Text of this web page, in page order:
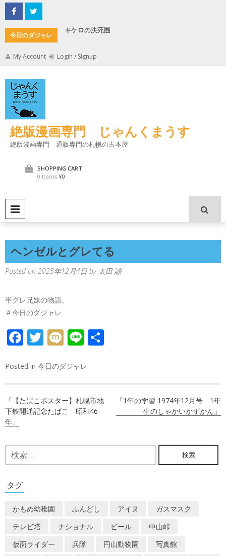
Skip
to
content
今日のダジャレ
キケロの決死圏
My Account Login / Signup
絶版漫画専門 じゃんくまうす
絶版漫画専門 通販専門の札幌の古本屋
SHOPPING CART
0 Items ¥0
ヘンゼルとグレてる
Posted on 2025年12月4日 by 太田 諭
半グレ兄妹の物語。
＃今日のダジャレ
FACEBOOK
TWITTER
MIXILINE
Posted in 今日のダジャレ
稿
ナ
ビ
ゲ
ー
ン
「【たばこポスター】札幌市地
下鉄開通記念たばこ 昭和46
年」
「1年の学習 1974年12月号 1年
生のしゃかいかずかん」
検
索:
タグ
かもめ幼稚園 ふんどし アイヌ
ガスマスク
テレビ塔
ナショナル ビール
中山峠
仮面ライダー
兵隊 円山動物園
写真館